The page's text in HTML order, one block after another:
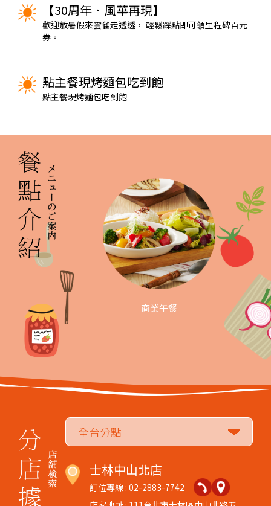
【30周年．風華再現】
歡迎放暑假來雲雀走透透， 輕鬆踩點即可領里程碑百元
券。⁣
點主餐現烤麵包吃到飽
點主餐現烤麵包吃到飽
商業午餐
士林中山北店
訂位專線 : 02-2883-7742